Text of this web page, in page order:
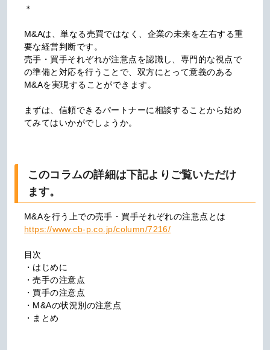
＊
M&Aは、単なる売買ではなく、企業の未来を左右する重
要な経営判断です。
売手・買手それぞれが注意点を認識し、専門的な視点で
の準備と対応を行うことで、双方にとって意義のある
M&Aを実現することができます。
まずは、信頼できるパートナーに相談することから始め
てみてはいかがでしょうか。
このコラムの詳細は下記よりご覧いただけ
ます。
https://www.cb-p.co.jp/column/7216/
目次
・はじめに
・売手の注意点
・買手の注意点
・M&Aの状況別の注意点
・まとめ